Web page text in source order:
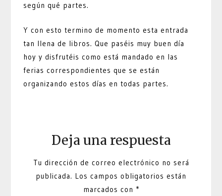
según qué partes.
Y con esto termino de momento esta entrada
tan llena de libros. Que paséis muy buen día
hoy y disfrutéis como está mandado en las
ferias correspondientes que se están
organizando estos días en todas partes.
Deja una respuesta
Tu dirección de correo electrónico no será
publicada. Los campos obligatorios están
marcados con *